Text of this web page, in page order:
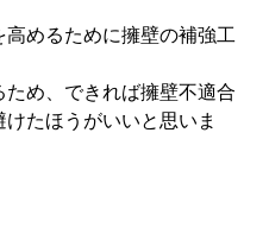
めるために擁壁の補強工
め、できれば擁壁不適合
たほうがいいと思いま